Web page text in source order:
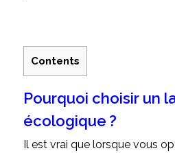
Contents
Pourquoi choisir un
écologique ?
Il est vrai que lorsque vous